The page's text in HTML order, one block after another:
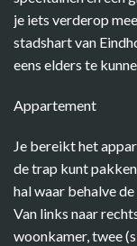
je iets verderop
stadshart van
eens elders te
Appartement
Je bereikt het
de trap kunt
hal waar behalve
Van links naar
woonkamer, twee